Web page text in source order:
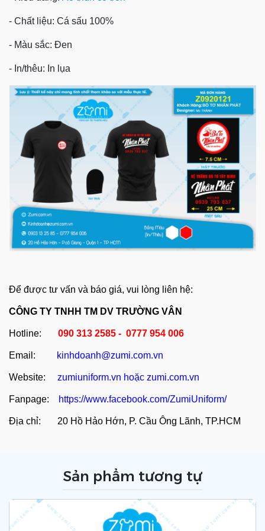
- Chất liệu: Cá sấu 100%
- Màu sắc: Đen
- In/thêu: In lụa
Để được tư vấn và báo giá, vui lòng liên hệ:
CÔNG TY TNHH TM DV TRƯỜNG VÂN
Hotline: 090 313 2585 - 0777 954 006
Email: kinhdoanh@zumi.com.vn
Website: zumiuniform.vn hoặc zumi.com.vn
Fanpage: https://www.facebook.com/ZumiUniform/
Địa chỉ: 20 Hồ Hảo Hớn, P. Cầu Ông Lãnh, TP.HCM
Sản phẩm tương tự